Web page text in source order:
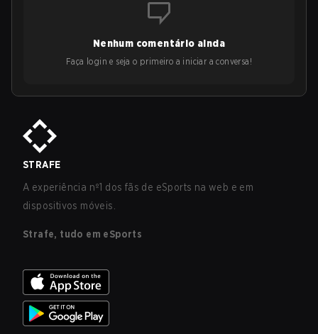
Nenhum comentário ainda
Faça login e seja o primeiro a iniciar a conversa!
STRAFE
A experiência nº1 dos fãs de eSports na web e em
dispositivos móveis.
Strafe, tudo em eSports